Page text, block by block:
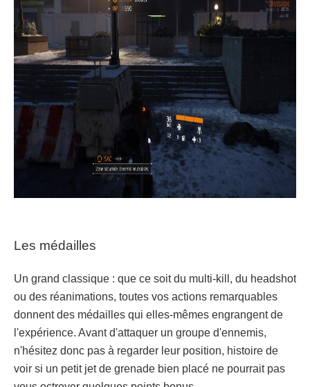
Les médailles
Un grand classique : que ce soit du multi-kill, du headshot
ou des réanimations, toutes vos actions remarquables
donnent des médailles qui elles-mêmes engrangent de
l'expérience. Avant d'attaquer un groupe d'ennemis,
n'hésitez donc pas à regarder leur position, histoire de
voir si un petit jet de grenade bien placé ne pourrait pas